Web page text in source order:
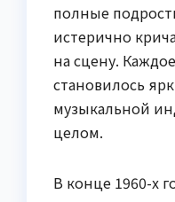
полные
истерично
на сцену.
становилось
музыкальной
целом.
В конце 1960-х